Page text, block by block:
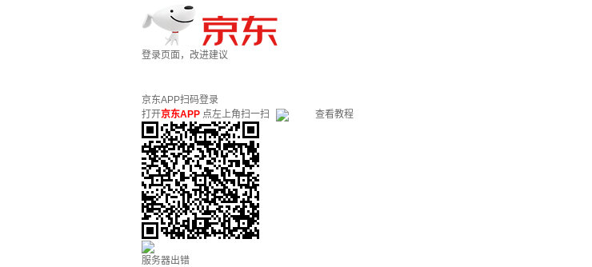
登录页面，改进建议
京东APP扫码登录
打开京东APP 点左上角扫一扫 查看教程
服务器出错